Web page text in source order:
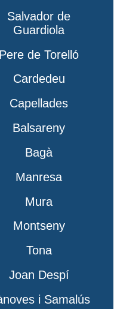
Salvador de
Guardiola
Pere de Torelló
Cardedeu
Capellades
Balsareny
Bagà
Manresa
Mura
Montseny
Tona
Joan Despí
i Samalús